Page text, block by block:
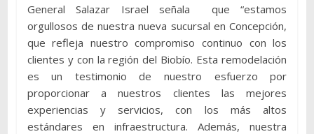
General Salazar Israel señala que “estamos
orgullosos de nuestra nueva sucursal en Concepción,
que refleja nuestro compromiso continuo con los
clientes y con la región del Biobío. Esta remodelación
es un testimonio de nuestro esfuerzo por
proporcionar a nuestros clientes las mejores
experiencias y servicios, con los más altos
estándares en infraestructura. Además, nuestra